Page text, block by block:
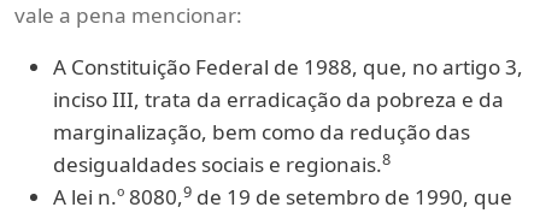
vale a pena mencionar:
A Constituição Federal de 1988, que, no artigo 3,
inciso III, trata da erradicação da pobreza e da
marginalização, bem como da redução das
desigualdades sociais e regionais.8
A lei n.º 8080,9 de 19 de setembro de 1990, que